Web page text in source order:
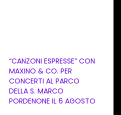
“CANZONI ESPRESSE” CON
MAXINO & CO. PER
CONCERTI AL PARCO
DELLA S. MARCO
PORDENONE IL 6 AGOSTO